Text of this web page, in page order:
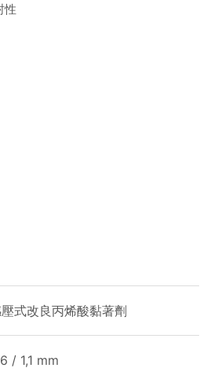
性
式改良丙烯酸黏著劑
/ 1,1 mm